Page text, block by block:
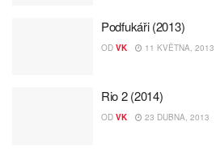
Podfukáři (2013)
OD VK 11 KVĚTNA, 2013
Rio 2 (2014)
OD VK 23 DUBNA, 2013